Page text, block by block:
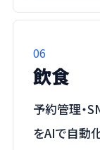
06
飲食
予約管理・
をAIで自動